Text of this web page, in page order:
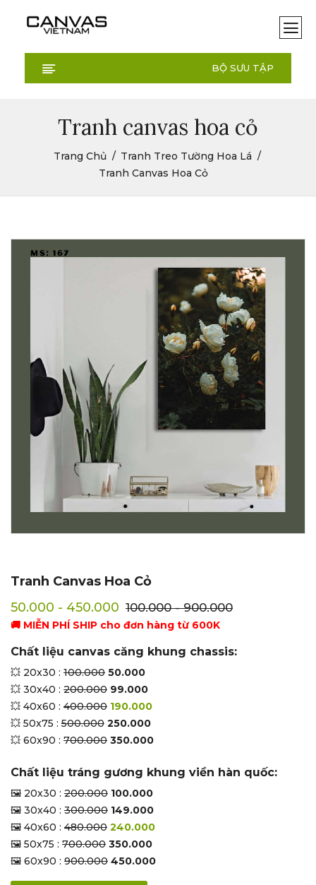
BỘ SƯU TẬP
Tranh canvas hoa cỏ
Trang Chủ
Tranh Treo Tường Hoa Lá
Tranh Canvas Hoa Cỏ
Tranh Canvas Hoa Cỏ
50.000 - 450.000 100.000 - 900.000
🚚 MIỄN PHÍ SHIP cho đơn hàng từ 600K
Chất liệu canvas căng khung chassis:
💥 20x30 : 100.000 50.000
💥 30x40 : 200.000 99.000
💥 40x60 : 400.000 190.000
💥 50x75 : 500.000 250.000
💥 60x90 : 700.000 350.000
Chất liệu tráng gương khung viền hàn quốc:
🖼 20x30 : 200.000 100.000
🖼 30x40 : 300.000 149.000
🖼 40x60 : 480.000 240.000
🖼 50x75 : 700.000 350.000
🖼 60x90 : 900.000 450.000